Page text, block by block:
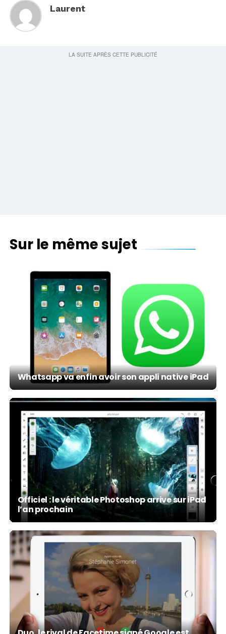
Laurent
Sur le même sujet
Whatsapp va enfin avoir son appli native iPad
Officiel : le véritable Photoshop arrive sur iPad
l’an prochain